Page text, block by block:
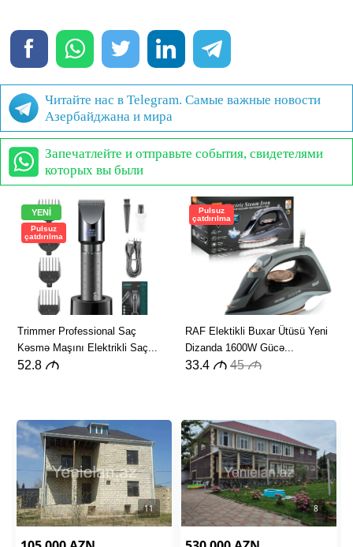
Читайте нас в Telegram. Самые важные новости
Азербайджана и мира
Запечатлейте и отправьте события, свидетелями
которых вы были